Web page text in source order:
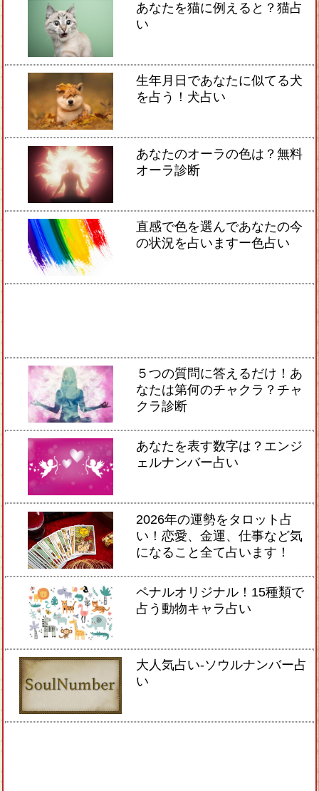
あなたを猫に例えると？猫占
い
生年月日であなたに似てる犬
を占う！犬占い
あなたのオーラの色は？無料
オーラ診断
直感で色を選んであなたの今
の状況を占いますー色占い
５つの質問に答えるだけ！あ
なたは第何のチャクラ？チャ
クラ診断
あなたを表す数字は？エンジ
ェルナンバー占い
2026年の運勢をタロット占
い！恋愛、金運、仕事など気
になること全て占います！
ペナルオリジナル！15種類で
占う動物キャラ占い
大人気占い-ソウルナンバー占
い